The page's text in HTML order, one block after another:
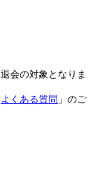
会の対象となりま
よくある質問 」のご